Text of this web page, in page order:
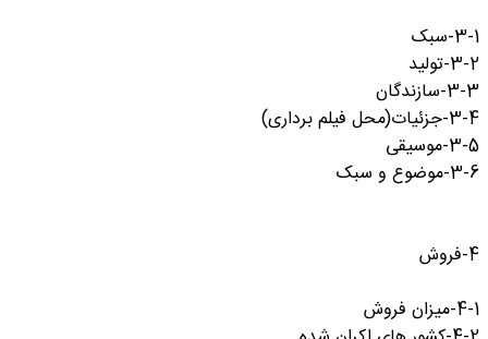
3-1-سبک
3-2-تولید
3-3-سازندگان
3-4-جزئیات(محل فیلم برداری)
3-5-موسیقی
3-6-موضوع و سبک
4-فروش
4-1-میزان فروش